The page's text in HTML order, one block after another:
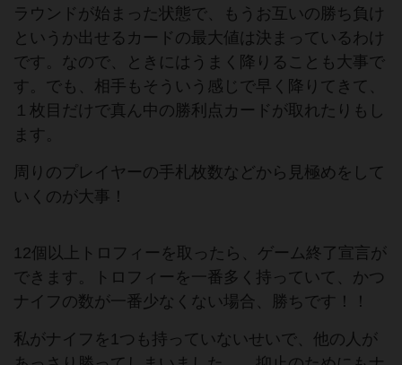
ラウンドが始まった状態で、もうお互いの勝ち負け
というか出せるカードの最大値は決まっているわけ
です。なので、ときにはうまく降りることも大事で
す。でも、相手もそういう感じで早く降りてきて、
１枚目だけで真ん中の勝利点カードが取れたりもし
ます。
周りのプレイヤーの手札枚数などから見極めをして
いくのが大事！
12個以上トロフィーを取ったら、ゲーム終了宣言が
できます。トロフィーを一番多く持っていて、かつ
ナイフの数が一番少なくない場合、勝ちです！！
私がナイフを1つも持っていないせいで、他の人が